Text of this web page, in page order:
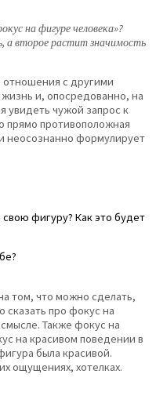
на фигуре человека»?
а второе растит значимость
отношения с другими
и, опосредованно, на
увидеть чужой запрос к
прямо противоположная
неосознанно формулирует
фигуру? Как это будет
том, что можно сделать,
про фокус на
Также фокус на
на красивом поведении в
была красивой.
ощущениях, хотелках.